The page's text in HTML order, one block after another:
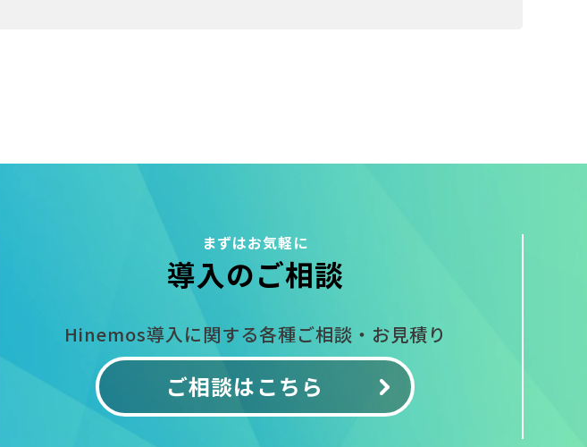
まずはお気軽に
導入のご相談
Hinemos導入に関する各種ご相談・お見積り
ご相談はこちら